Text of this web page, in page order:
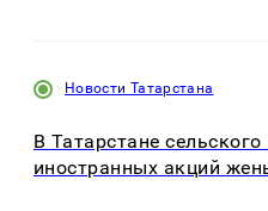
Новости Татарстана
В Татарстане
иностранных акций